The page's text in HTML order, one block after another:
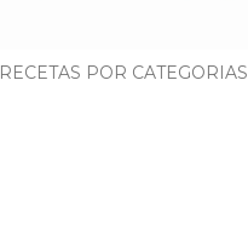
RECETAS POR CATEGORIAS